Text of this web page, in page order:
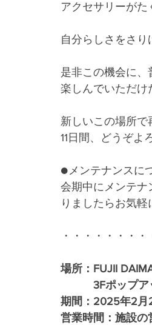
アクセサリーがた
自分らしさをさり
是非この機会に、
楽しんでいただけ
新しいこの場所
11日間、どうぞよ
●メンテナンスに
会期中にメンテナ
りましたらお気軽
・・・・・・・
場所：FUJII
3Fポップアッ
期間：2025年2月
営業時間：施設の